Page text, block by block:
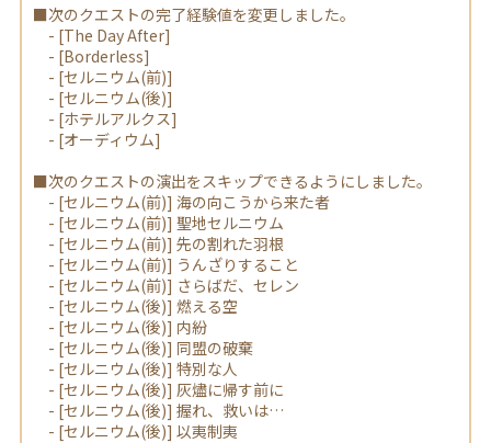
■次のクエストの完了経験値を変更しました。
- [The Day After]
- [Borderless]
- [セルニウム(前)]
- [セルニウム(後)]
- [ホテルアルクス]
- [オーディウム]
■次のクエストの演出をスキップできるようにしました。
- [セルニウム(前)] 海の向こうから来た者
- [セルニウム(前)] 聖地セルニウム
- [セルニウム(前)] 先の割れた羽根
- [セルニウム(前)] うんざりすること
- [セルニウム(前)] さらばだ、セレン
- [セルニウム(後)] 燃える空
- [セルニウム(後)] 内紛
- [セルニウム(後)] 同盟の破棄
- [セルニウム(後)] 特別な人
- [セルニウム(後)] 灰燼に帰す前に
- [セルニウム(後)] 握れ、救いは…
- [セルニウム(後)] 以夷制夷